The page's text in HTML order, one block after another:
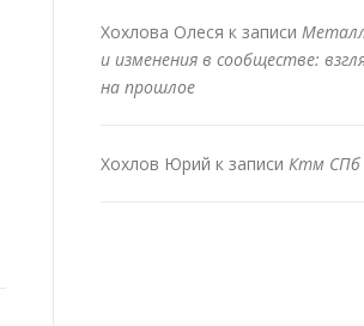
Хохлова Олеся к записи
и изменения в сообществе:
на прошлое
Хохлов Юрий к записи Ктм СПб